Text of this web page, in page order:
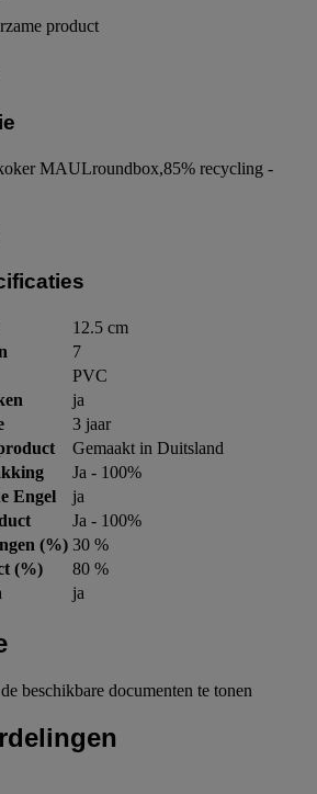
product
MAULroundbox,85% recycling -
12.5 cm
7
PVC
ja
3 jaar
Gemaakt in Duitsland
Ja - 100%
Engel
ja
Ja - 100%
(%) 30 %
(%)
80 %
ja
beschikbare documenten te tonen